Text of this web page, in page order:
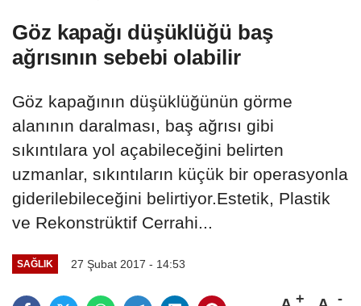
Göz kapağı düşüklüğü baş
ağrısının sebebi olabilir
Göz kapağının düşüklüğünün görme
alanının daralması, baş ağrısı gibi
sıkıntılara yol açabileceğini belirten
uzmanlar, sıkıntıların küçük bir operasyonla
giderilebileceğini belirtiyor.Estetik, Plastik
ve Rekonstrüktif Cerrahi...
SAĞLIK 27 Şubat 2017 - 14:53